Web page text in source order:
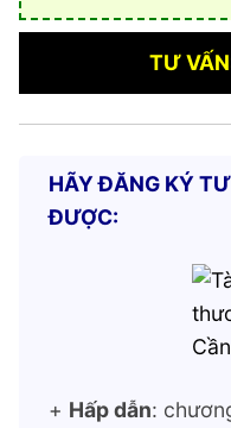
TƯ
HÃY ĐĂNG KÝ
ĐƯỢC:
+ Hấp dẫn: